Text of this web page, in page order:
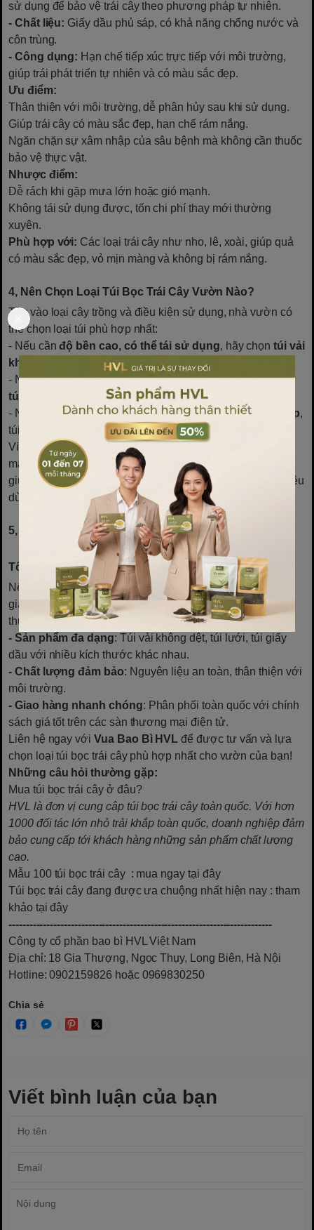
sử dụng để bảo vệ trái cây theo phương pháp tự nhiên.
- Chất liệu: Giấy dầu phủ sáp, có khả năng chống nước và
côn trùng.
- Công dụng: Hạn chế tiếp xúc trực tiếp với môi trường,
giúp trái phát triển tự nhiên và có màu sắc đẹp.
Ưu điểm:
Thân thiện với môi trường, dễ phân hủy sau khi sử dụng.
Giúp trái cây có màu sắc đẹp, hạn chế rám nắng.
Ngăn chặn sự xâm nhập của sâu bệnh mà không cần thuốc
bảo vệ thực vật.
Nhược điểm:
Dễ rách khi gặp mưa lớn hoặc gió mạnh.
Không tái sử dụng được, tốn chi phí thay mới thường
xuyên.
Phù hợp với: Các loại trái cây như nho, lê, xoài, giúp quả
có màu sắc đẹp, vỏ mịn màng và không bị rám nắng.
4, Nên Chọn Loại Túi Bọc Trái Cây Vườn Nào?
Tùy vào loại cây trồng và điều kiện sử dụng, nhà vườn có
thể chọn loại túi phù hợp nhất:
- Nếu cầnđộ bền cao, có thể tái sử dụng, hãy chọntúi vải
không dệt
- Nếu cầnsự thông thoáng, giá thành hợp lý, hãy chọn
túi lưới
- Nếu muốngiải pháp tự nhiên, giúp trái cây có màu đẹp,
túi
là lựa chọn tối ưu.
Việc sử dụng túi bọc trái cây không chỉ giúp bảo vệ mùa
màng mà còn góp phầnhạn chế thuốc bảo vệ thực vật
giúp nông sản sạch hơn, an toàn hơn khi đến tay người tiêu
dùng.
5, Mua Túi Bọc Trái Cây Vườn Ở Đâu Chất Lượng, Giá
Tốt?
Nếu bạn đang tìm kiếmtúi bọc trái cây vườn chất lượng,
giá tốt, hãy tham khảo sản phẩm tạiVua Bao Bì HVL–
thương hiệu chuyên cung cấp bao bì nông nghiệp uy tín.
- Sản phẩm đa dạng: Túi vải không dệt, túi lưới, túi giấy
dầu với nhiều kích thước khác nhau.
- Chất lượng đảm bảo: Nguyên liệu an toàn, thân thiện với
môi trường.
- Giao hàng nhanh chóng: Phân phối toàn quốc với chính
sách giá tốt trên các sàn thương mại điện tử.
Liên hệ ngay vớiVua Bao Bì HVL để được tư vấn và lựa
chọn loại túi bọc trái cây phù hợp nhất cho vườn của bạn!
Những câu hỏi thường gặp:
Mua túi bọc trái cây ở đâu?
HVL là đơn vị cung câp túi bọc trái cây toàn quốc. Với hơn
1000 đối tác lớn nhỏ trải khắp toàn quốc, doanh nghiệp đảm
bảo cung cấp tới khách hàng những sản phẩm chất lượng
cao.
Mẫu 100 túi bọc trái cây : mua ngay tại đây
Túi bọc trái cây đang được ưa chuộng nhất hiện nay : tham
khảo tại đây
----------------------------------------------------------------------------
Công ty cổ phần bao bì HVL Việt Nam
Địa chỉ: 18 Gia Thượng, Ngọc Thụy, Long Biên, Hà Nội
Hotline: 0902159826 hoặc 0969830250
Chia sẻ
Viết bình luận của bạn